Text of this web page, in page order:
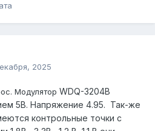
2025
Модулятор WDQ-3204B
5В. Напряжение 4.95. Так-же
контрольные точки с